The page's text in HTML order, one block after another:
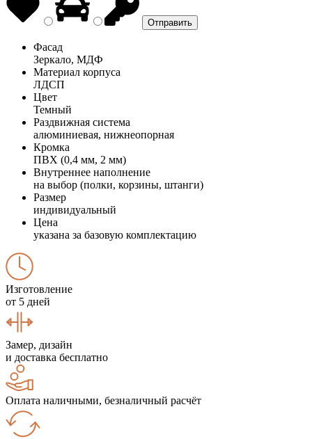
Фасад
Зеркало, МДФ
Материал корпуса
ЛДСП
Цвет
Темный
Раздвижная система
алюминиевая, нижнеопорная
Кромка
ПВХ (0,4 мм, 2 мм)
Внутреннее наполнение
на выбор (полки, корзины, штанги)
Размер
индивидуальный
Цена
указана за базовую комплектацию
Изготовление
от 5 дней
Замер, дизайн
и доставка бесплатно
Оплата наличными, безналичный расчёт